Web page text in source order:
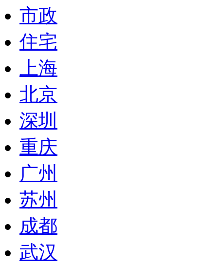
市政
住宅
上海
北京
深圳
重庆
广州
苏州
成都
武汉